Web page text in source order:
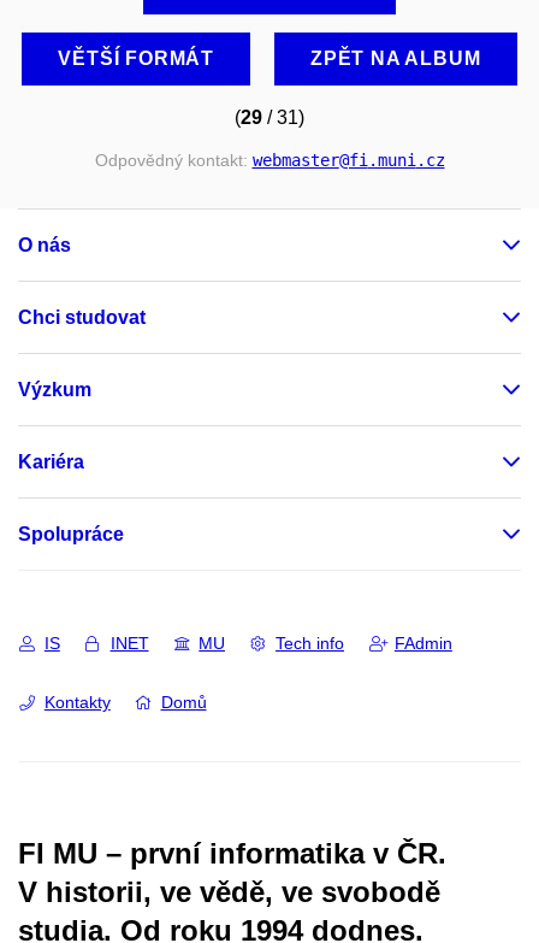
VĚTŠÍ FORMÁT ZPĚT NA ALBUM
(29 / 31)
Odpovědný kontakt: webmaster@fi.muni.cz
O nás
Chci studovat
Výzkum
Kariéra
Spolupráce
IS INET MU Tech info FAdmin
Kontakty Domů
FI MU – první informatika v ČR.
V historii, ve vědě, ve svobodě
studia. Od roku 1994 dodnes.